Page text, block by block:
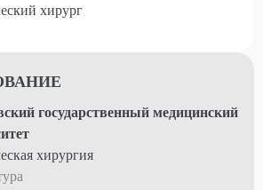
хирург
государственный медицинский
хирургия